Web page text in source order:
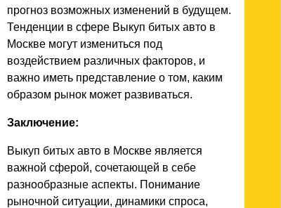
прогноз возможных изменений в будущем.
Тенденции в сфере Выкуп битых авто в
Москве могут измениться под
воздействием различных факторов, и
важно иметь представление о том, каким
образом рынок может развиваться.
Заключение:
Выкуп битых авто в Москве является
важной сферой, сочетающей в себе
разнообразные аспекты. Понимание
рыночной ситуации, динамики спроса,